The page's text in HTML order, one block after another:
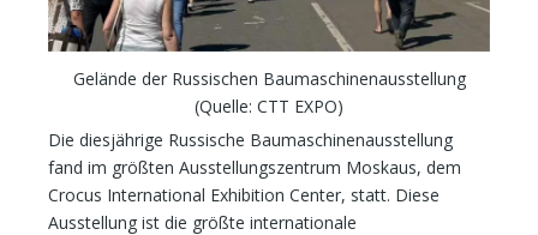
Gelände der Russischen Baumaschinenausstellung
(Quelle: CTT EXPO)
Die diesjährige Russische Baumaschinenausstellung
fand im größten Ausstellungszentrum Moskaus, dem
Crocus International Exhibition Center, statt. Diese
Ausstellung ist die größte internationale